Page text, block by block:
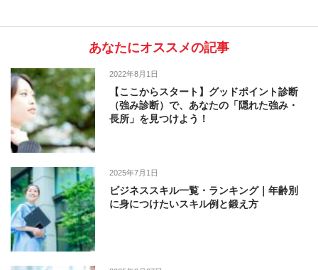
あなたにオススメの記事
2022年8月1日
【ここからスタート】グッドポイント診断
（強み診断）で、あなたの「隠れた強み・
長所」を見つけよう！
2025年7月1日
ビジネススキル一覧・ランキング｜年齢別
に身につけたいスキル例と鍛え方